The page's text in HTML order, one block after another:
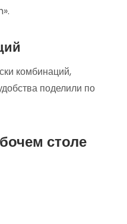
комбинаций,
поделили по
столе